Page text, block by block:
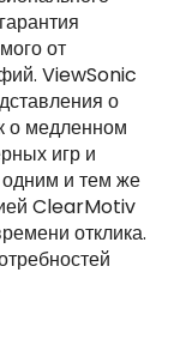
от
ViewSonic
о
о медленном
игр и
и тем же
ClearMotiv
отклика.